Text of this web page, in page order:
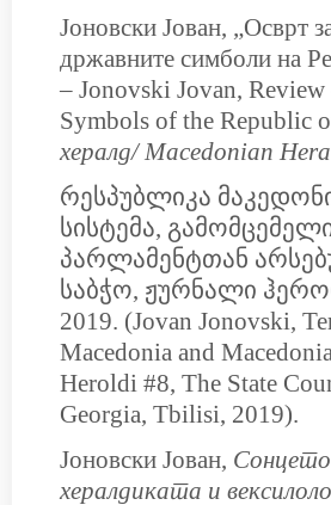
Јоновски Јован, „Осврт
државните симболи на
– Jonovski Jovan,
Symbols of the Republic
хералд/ Macedonian
რესპუბლიკა
სისტემა,
პარლამენტთან
საბჭო, ჟურნალი
2019. (Jovan Jonovski,
Macedonia and
Heroldi #8, The State
Georgia, Tbilisi, 2019).
Јоновски Јован,
хералдиката и